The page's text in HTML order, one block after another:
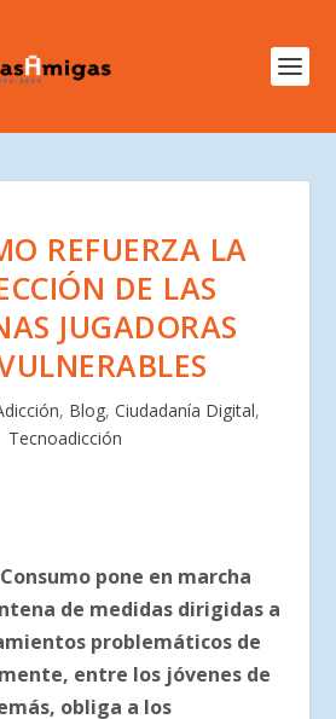
REFUERZA LA
DE LAS
JUGADORAS
, Blog, Ciudadanía Digital,
Tecnoadicción
pone en marcha
de medidas dirigidas a
problemáticos de
entre los jóvenes de
obliga a los